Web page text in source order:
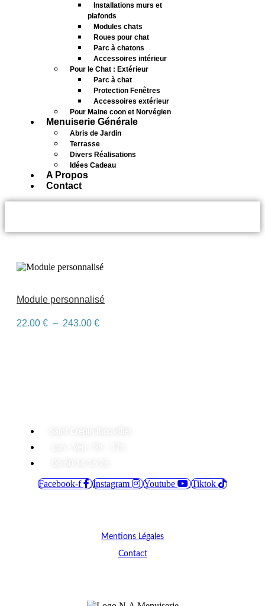
Installations murs et
plafonds
Modules chats
Roues pour chat
Parc à chatons
Accessoires intérieur
Pour le Chat : Extérieur
Parc à chat
Protection Fenêtres
Accessoires extérieur
Pour Maine coon et Norvégien
Menuiserie Générale
Abris de Jardin
Terrasse
Divers Réalisations
Idées Cadeau
A Propos
Contact
Module personnalisé
22.00 € – 243.00 €Plage
Facebook-f Instagram Youtube Tiktok
Mentions Légales
Contact